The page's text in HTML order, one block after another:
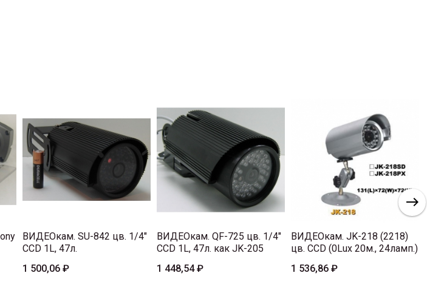
ВИДЕОкам. SU-842 цв. 1/4"
CCD 1L, 47л.
1 500,06 ₽
ВИДЕОкам. QF-725 цв. 1/4"
CCD 1L, 47л. как JK-205
1 448,54 ₽
ВИДЕОкам. JK-218 (2218)
цв. CCD (0Lux 20м., 24ламп.)
1 536,86 ₽